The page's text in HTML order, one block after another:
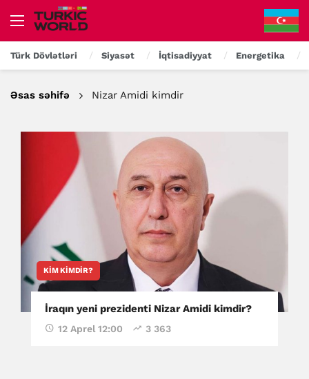
Türk Dövlətləri Siyasət İqtisadiyyat Energetika
Əsas səhifə Nizar Amidi kimdir
KIM KIMDIR?
İraqın yeni prezidenti Nizar Amidi kimdir?
12 Aprel 12:00 3 363